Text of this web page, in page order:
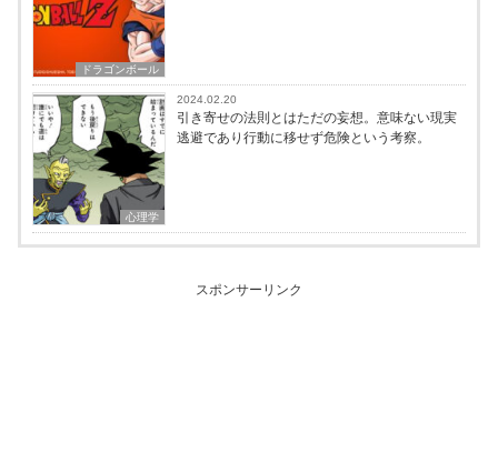
ドラゴンボール
心理学
2024.02.20
引き寄せの法則とはただの妄想。意味ない現実
逃避であり行動に移せず危険という考察。
スポンサーリンク